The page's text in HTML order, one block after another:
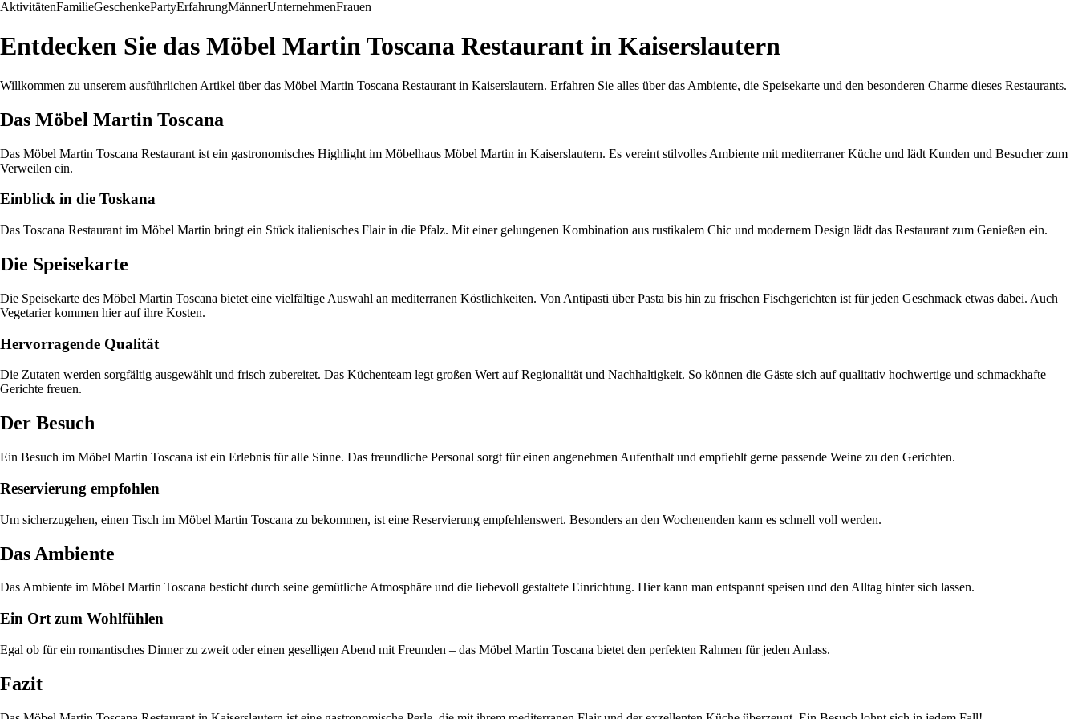
AktivitätenFamilieGeschenkePartyErfahrungMännerUnternehmenFrauen
Entdecken Sie das Möbel Martin Toscana Restaurant in Kaiserslautern
Willkommen zu unserem ausführlichen Artikel über das Möbel Martin Toscana Restaurant in Kaiserslautern. Erfahren Sie alles über das Ambiente, die Speisekarte und den besonderen Charme dieses Restaurants.
Das Möbel Martin Toscana
Das Möbel Martin Toscana Restaurant ist ein gastronomisches Highlight im Möbelhaus Möbel Martin in Kaiserslautern. Es vereint stilvolles Ambiente mit mediterraner Küche und lädt Kunden und Besucher zum
Verweilen ein.
Einblick in die Toskana
Das Toscana Restaurant im Möbel Martin bringt ein Stück italienisches Flair in die Pfalz. Mit einer gelungenen Kombination aus rustikalem Chic und modernem Design lädt das Restaurant zum Genießen ein.
Die Speisekarte
Die Speisekarte des Möbel Martin Toscana bietet eine vielfältige Auswahl an mediterranen Köstlichkeiten. Von Antipasti über Pasta bis hin zu frischen Fischgerichten ist für jeden Geschmack etwas dabei. Auch
Vegetarier kommen hier auf ihre Kosten.
Hervorragende Qualität
Die Zutaten werden sorgfältig ausgewählt und frisch zubereitet. Das Küchenteam legt großen Wert auf Regionalität und Nachhaltigkeit. So können die Gäste sich auf qualitativ hochwertige und schmackhafte
Gerichte freuen.
Der Besuch
Ein Besuch im Möbel Martin Toscana ist ein Erlebnis für alle Sinne. Das freundliche Personal sorgt für einen angenehmen Aufenthalt und empfiehlt gerne passende Weine zu den Gerichten.
Reservierung empfohlen
Um sicherzugehen, einen Tisch im Möbel Martin Toscana zu bekommen, ist eine Reservierung empfehlenswert. Besonders an den Wochenenden kann es schnell voll werden.
Das Ambiente
Das Ambiente im Möbel Martin Toscana besticht durch seine gemütliche Atmosphäre und die liebevoll gestaltete Einrichtung. Hier kann man entspannt speisen und den Alltag hinter sich lassen.
Ein Ort zum Wohlfühlen
Egal ob für ein romantisches Dinner zu zweit oder einen geselligen Abend mit Freunden – das Möbel Martin Toscana bietet den perfekten Rahmen für jeden Anlass.
Fazit